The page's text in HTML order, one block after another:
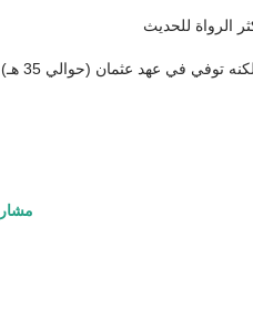
، كما ذكرت سابقًا، عاش عمرًا طويلًا جدًا (ربما 250 سنة أو أكثر)، لكنه